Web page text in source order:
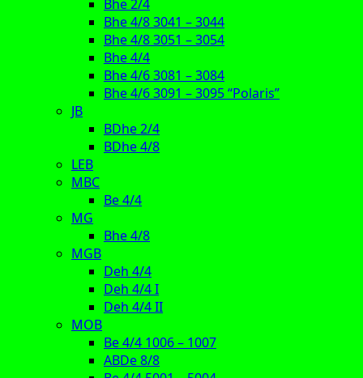
Bhe 2/4
Bhe 4/8 3041 – 3044
Bhe 4/8 3051 – 3054
Bhe 4/4
Bhe 4/6 3081 – 3084
Bhe 4/6 3091 – 3095 “Polaris”
JB
BDhe 2/4
BDhe 4/8
LEB
MBC
Be 4/4
MG
Bhe 4/8
MGB
Deh 4/4
Deh 4/4 I
Deh 4/4 II
MOB
Be 4/4 1006 – 1007
ABDe 8/8